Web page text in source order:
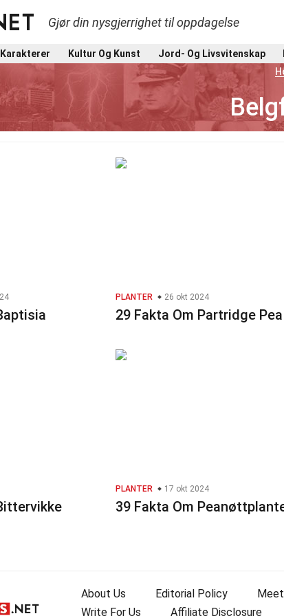
Gjør din nysgjerrighet til oppdagelse
Karakterer Kultur Og Kunst Jord- Og Livsvitenskap
PLANTER 26 okt 2024
29 Fakta Om Partridge Pea
PLANTER 17 okt 2024
39 Fakta Om
About Us Editorial Policy
Write For Us
Affiliate Disclosure